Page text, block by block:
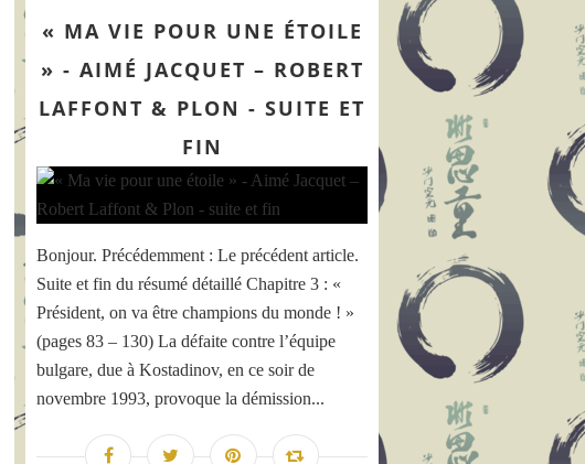
« MA VIE POUR UNE ÉTOILE
» - AIMÉ JACQUET – ROBERT
LAFFONT & PLON - SUITE ET
FIN
Bonjour. Précédemment : Le précédent article.
Suite et fin du résumé détaillé Chapitre 3 : «
Président, on va être champions du monde ! »
(pages 83 – 130) La défaite contre l’équipe
bulgare, due à Kostadinov, en ce soir de
novembre 1993, provoque la démission...